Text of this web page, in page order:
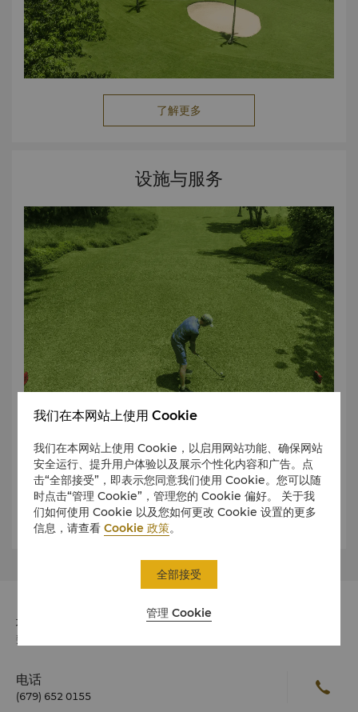
了解更多
设施与服务
提供高尔夫推车。
更衣室
男士和女士分别有独立的更衣室，包括储物柜和淋浴设施。
球包存储
装备租赁
要求穿着软钉高尔夫鞋，穿着常规高尔夫服装，包括带领衬
尔夫鞋，尤其是新手高尔夫球手，也可以穿着网球服或运动
了解更多
地址
斐济雅努卡岛，珊瑚海岸，斐济
电话
(679) 652 0155
我们在本网站上使用 Cookie
我们在本网站上使用 Cookie，以启用网站功能、确保网站
安全运行、提升用户体验以及展示个性化内容和广告。点
击“全部接受”，即表示您同意我们使用 Cookie。您可以随
时点击“管理 Cookie”，管理您的 Cookie 偏好。 关于我
们如何使用 Cookie 以及您如何更改 Cookie 设置的更多
信息，请查看Cookie 政策。
管理 Cookie
全部接受